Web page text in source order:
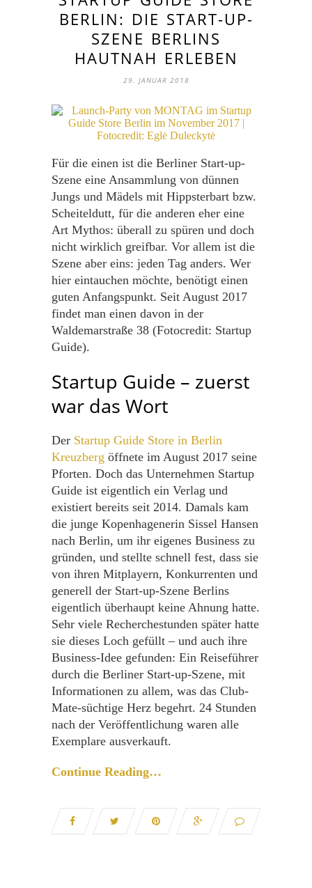
BERLIN: DIE START-UP-
SZENE BERLINS
HAUTNAH ERLEBEN
29. JANUAR 2018
Für die einen ist die Berliner Start-up-
Szene eine Ansammlung von dünnen
Jungs und Mädels mit Hippsterbart bzw.
Scheiteldutt, für die anderen eher eine
Art Mythos: überall zu spüren und doch
nicht wirklich greifbar. Vor allem ist die
Szene aber eins: jeden Tag anders. Wer
hier eintauchen möchte, benötigt einen
guten Anfangspunkt. Seit August 2017
findet man einen davon in der
Waldemarstraße 38 (Fotocredit: Startup
Guide).
Startup Guide – zuerst
war das Wort
Der Startup Guide Store in Berlin
Kreuzberg öffnete im August 2017 seine
Pforten. Doch das Unternehmen Startup
Guide ist eigentlich ein Verlag und
existiert bereits seit 2014. Damals kam
die junge Kopenhagenerin Sissel Hansen
nach Berlin, um ihr eigenes Business zu
gründen, und stellte schnell fest, dass sie
von ihren Mitplayern, Konkurrenten und
generell der Start-up-Szene Berlins
eigentlich überhaupt keine Ahnung hatte.
Sehr viele Recherchestunden später hatte
sie dieses Loch gefüllt – und auch ihre
Business-Idee gefunden: Ein Reiseführer
durch die Berliner Start-up-Szene, mit
Informationen zu allem, was das Club-
Mate-süchtige Herz begehrt. 24 Stunden
nach der Veröffentlichung waren alle
Exemplare ausverkauft.
Continue Reading…